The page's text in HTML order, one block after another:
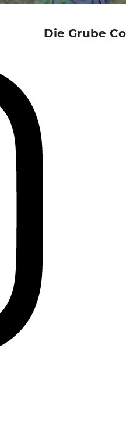
Die Grube